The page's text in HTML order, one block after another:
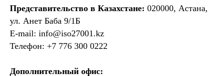
Представительство в Казахстане: 020000, Астана,
ул. Анет Баба 9/1Б
E-mail: info@iso27001.kz
Телефон: +7 776 300 0222
Дополнительный офис: